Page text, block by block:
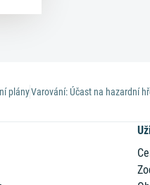
plányVarování: Účast na hazardní